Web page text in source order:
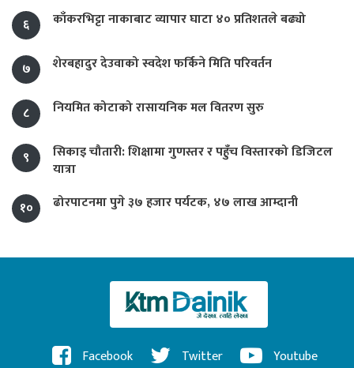
६ काँकरभिट्टा नाकाबाट व्यापार घाटा ४० प्रतिशतले बढ्यो
७ शेरबहादुर देउवाको स्वदेश फर्किने मिति परिवर्तन
८ नियमित कोटाको रासायनिक मल वितरण सुरु
९
सिकाइ चौतारी: शिक्षामा गुणस्तर र पहुँच विस्तारको डिजिटल
यात्रा
१०
ढोरपाटनमा पुगे ३७ हजार पर्यटक, ४७ लाख आम्दानी
Facebook Twitter Youtube